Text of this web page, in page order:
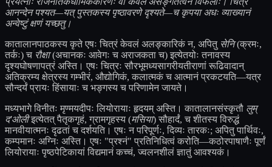
आनन्देन पश्यत—यत् पुस्तकस्य पृष्ठावरणे दृश्यते—च कृपया अधः व्याख्यानं
अन्वेष्टुं क्षणं यच्छतु।
कातालानपाठकस्य कृते एषः चित्रं केवलं अलङ्कारिकं न, अपितु सेनि(क्रमः,
तर्कः) च रौक्षा(अचानकः आवेगः च अराजकता च) इत्येतयोः तनावस्य
दृश्यघोषणापत्रं अस्ति। एषः चित्रः सौरभूमध्यसागरीयतीराणां रूढिवादान्
अतिक्रम्य क्षेत्रस्य गम्भीरं, औद्योगिकं, कलात्मकं च आत्मानं प्रकटयति—यत्र
सौन्दर्यं प्रायः हिंसायाः च भङ्गस्य च परिणामेन जायते।
मध्यभागे विनीतः मृण्मयदीपः लियोरायाः हृदयम् अस्ति। कातालानसंस्कृतौ लुम्
द'ओलीइत्येतत् पैतृकगृहं, ग्रामगृहस्य (मसिया) सौहार्दं, च शीतस्य विरुद्धं
मानवीयात्मनः दृढतां च दर्शयति। एषः न परिपूर्णः, दिव्यः तारकः; अपितु पार्थिवः,
कम्पमानः अग्निः अस्ति। एषः "प्रश्नं" प्रतिनिधित्वं करोति—कठोरपाषाणैः पूर्णं
लियोरायाः पृष्ठपेटिकायां विद्यमानं कच्चं, ज्वलनशीलं ज्ञातुं आवश्यकं।